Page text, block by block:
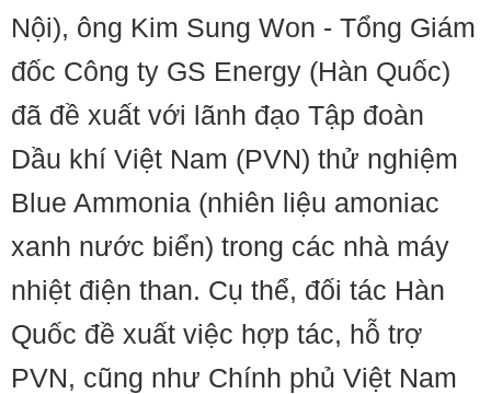
Nội), ông Kim Sung Won - Tổng Giám
đốc Công ty GS Energy (Hàn Quốc)
đã đề xuất với lãnh đạo Tập đoàn
Dầu khí Việt Nam (PVN) thử nghiệm
Blue Ammonia (nhiên liệu amoniac
xanh nước biển) trong các nhà máy
nhiệt điện than. Cụ thể, đối tác Hàn
Quốc đề xuất việc hợp tác, hỗ trợ
PVN, cũng như Chính phủ Việt Nam